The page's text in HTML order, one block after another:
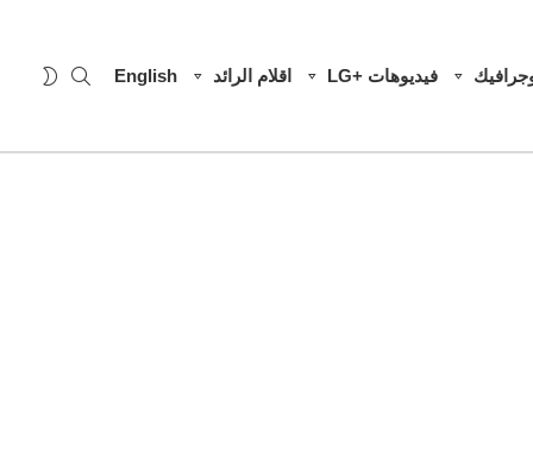
فيديوهات +LG اقلام الرائد English
SEARCH